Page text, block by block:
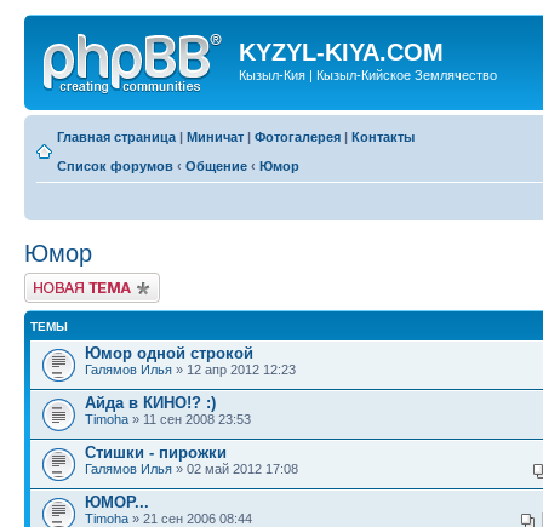
KYZYL-KIYA.COM
Кызыл-Кия | Кызыл-Кийское Землячество
Главная страница | Миничат | Фотогалерея | Контакты
Список форумов ‹ Общение ‹ Юмор
Юмор
Новая тема
ТЕМЫ
Юмор одной строкой
Галямов Илья » 12 апр 2012 12:23
Айда в КИНО!? :)
Timoha » 11 сен 2008 23:53
Стишки - пирожки
Галямов Илья » 02 май 2012 17:08
ЮМОР...
Timoha » 21 сен 2006 08:44